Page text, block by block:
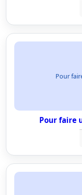
Pour
Pour faire